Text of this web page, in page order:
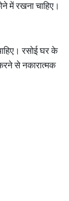
में रखना चाहिए।
रसोई घर के
से नकारात्मक